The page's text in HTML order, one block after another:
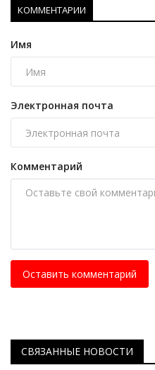
КОММЕНТАРИИ
Имя
Электронная почта
Комментарий
Оставить комментарий
СВЯЗАННЫЕ НОВОСТИ